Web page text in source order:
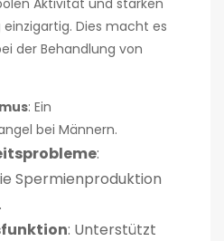
Dies macht es
der Behandlung von
: Ein
bei Männern.
:
Spermienproduktion
: Unterstützt